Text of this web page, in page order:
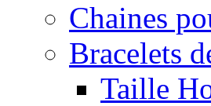
Chaines
Bracelets
Taille